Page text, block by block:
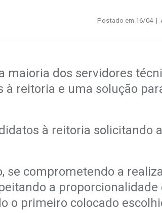
Postado em 16/04 |
maioria dos servidores
reitoria e uma solução
à reitoria solicitando
se comprometendo a
a proporcionalidade
o primeiro colocado